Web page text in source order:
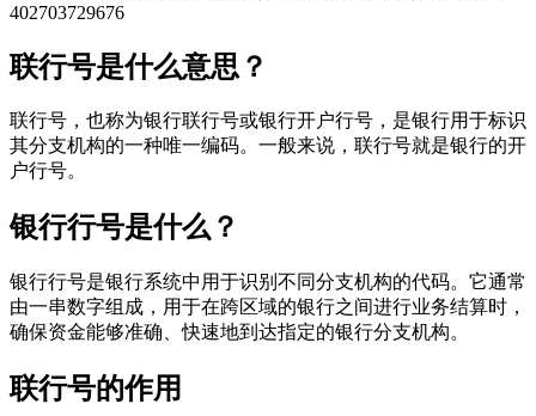
402703729676
联行号是什么意思？
联行号，也称为银行联行号或银行开户行号，是银行用于标识
其分支机构的一种唯一编码。一般来说，联行号就是银行的开
户行号。
银行行号是什么？
银行行号是银行系统中用于识别不同分支机构的代码。它通常
由一串数字组成，用于在跨区域的银行之间进行业务结算时，
确保资金能够准确、快速地到达指定的银行分支机构。
联行号的作用